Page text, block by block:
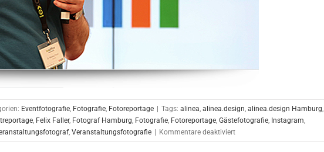
Eventfotografie, Fotografie, Fotoreportage Tags: alinea, alinea.design, alinea.design Hamburg,
, Felix Faller, Fotograf Hamburg, Fotografie, Fotoreportage, Gästefotografie, Instagram,
, Veranstaltungsfotografie Kommentare deaktiviertfür
Eventfotoreportage